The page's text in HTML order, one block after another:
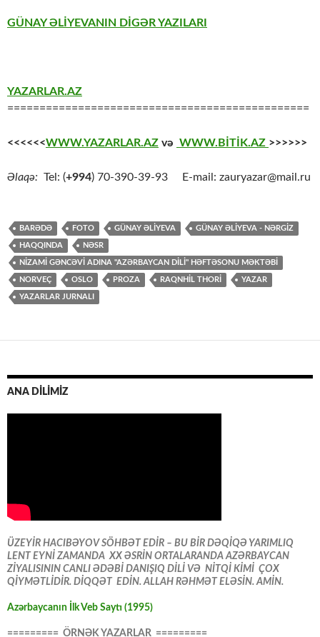
GÜNAY ƏLİYEVANIN DİGƏR YAZILARI
YAZARLAR.AZ
===============================================
<<<<<<WWW.YAZARLAR.AZ və WWW.BİTİK.AZ >>>>>>
Əlaqə: Tel: (+994) 70-390-39-93 E-mail: zauryazar@mail.ru
BARƏDƏ FOTO GÜNAY ƏLİYEVA GÜNAY ƏLIYEVA - NƏRGIZ
HAQQINDA NƏSR
NIZAMI GƏNCƏVI ADINA "AZƏRBAYCAN DILI" HƏFTƏSONU MƏKTƏBI
NORVEÇ OSLO PROZA RAQNHIL THORI YAZAR
YAZARLAR JURNALI
ANA DİLİMİZ
ÜZEYİR HACIBƏYOV SÖHBƏT EDİR – BU BİR DƏQİQƏ YARIMLIQ
LENT EYNİ ZAMANDA XX ƏSRİN ORTALARANDA AZƏRBAYCAN
ZİYALISININ CANLI ƏDƏBİ DANIŞIQ DİLİ VƏ NİTQİ KİMİ ÇOX
QİYMƏTLİDİR. DİQQƏT EDİN. ALLAH RƏHMƏT ELƏSİN. AMİN.
Azərbaycanın İlk Veb Saytı (1995)
========= ÖRNƏK YAZARLAR =========